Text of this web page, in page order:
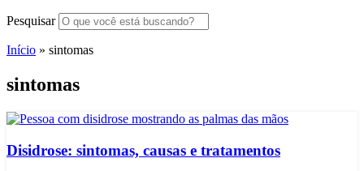
Pesquisar
Início » sintomas
sintomas
Disidrose: sintomas, causas e tratamentos